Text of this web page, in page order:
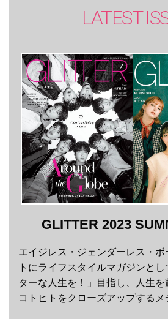
LATEST
GLITTER 2023
エイジレス・ジェンダーレス・
トにライフスタイルマガジンと
ターな人生を！」目指し、人生を
コトヒトをクローズアップするメ